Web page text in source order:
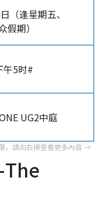
（逢星期五、
假期）
午5时#
UG2中庭